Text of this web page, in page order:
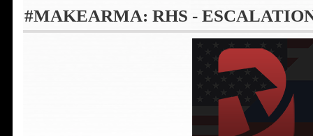
#MAKEARMA: RHS -